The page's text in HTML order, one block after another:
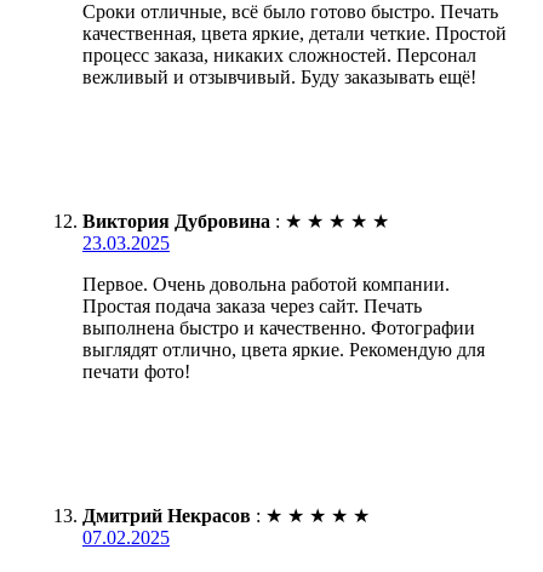
Сроки отличные, всё было готово быстро. Печать
качественная, цвета яркие, детали четкие. Простой
процесс заказа, никаких сложностей. Персонал
вежливый и отзывчивый. Буду заказывать ещё!
Виктория Дубровина : ★ ★ ★ ★ ★
23.03.2025
Первое. Очень довольна работой компании.
Простая подача заказа через сайт. Печать
выполнена быстро и качественно. Фотографии
выглядят отлично, цвета яркие. Рекомендую для
печати фото!
Дмитрий Некрасов : ★ ★ ★ ★ ★
07.02.2025